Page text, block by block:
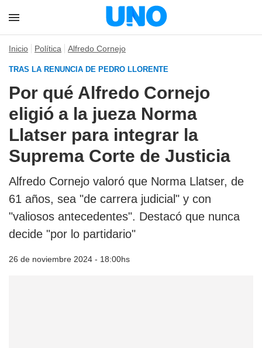
Inicio Política Alfredo Cornejo
TRAS LA RENUNCIA DE PEDRO LLORENTE
Por qué Alfredo Cornejo
eligió a la jueza Norma
Llatser para integrar la
Suprema Corte de Justicia
Alfredo Cornejo valoró que Norma Llatser, de
61 años, sea "de carrera judicial" y con
"valiosos antecedentes". Destacó que nunca
decide "por lo partidario"
26 de noviembre 2024 - 18:00hs